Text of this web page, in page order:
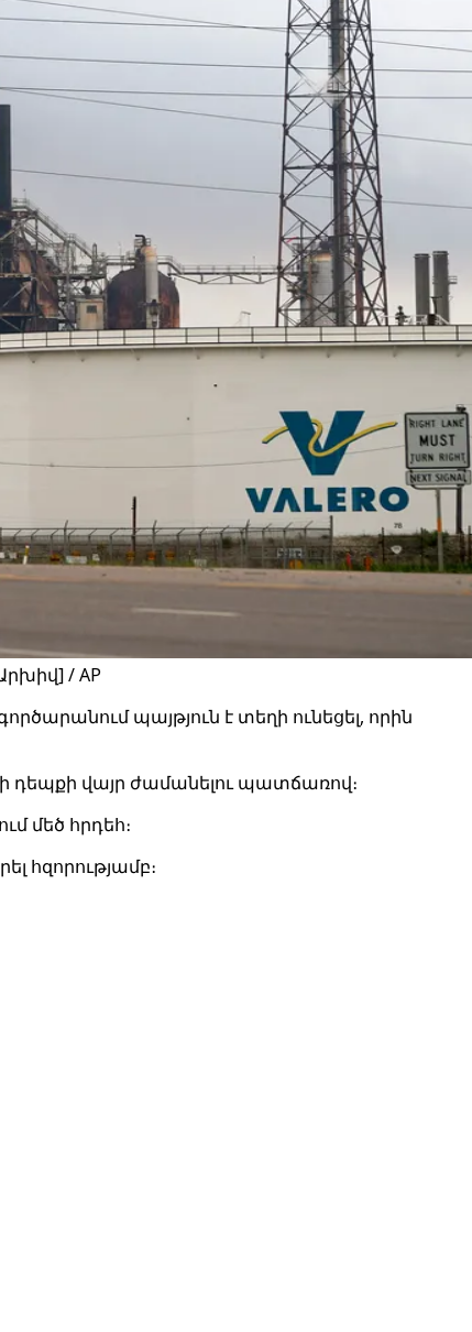
/ AP
պայթյուն է տեղի ունեցել, որին
դեպքի վայր ժամանելու պատճառով։
մեծ հրդեհ։
հզորությամբ։